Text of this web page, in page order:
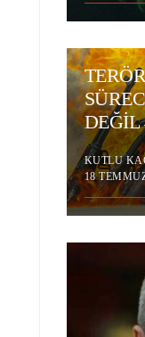
DEĞİL
KUTLU
18